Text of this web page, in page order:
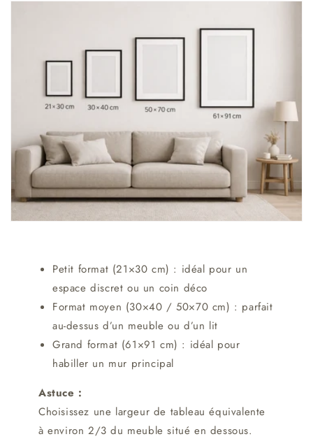
Petit format (21×30 cm) : idéal pour un
espace discret ou un coin déco
Format moyen (30×40 / 50×70 cm) : parfait
au-dessus d’un meuble ou d’un lit
Grand format (61×91 cm) : idéal pour
habiller un mur principal
Astuce :
Choisissez une largeur de tableau équivalente
à environ 2/3 du meuble situé en dessous.